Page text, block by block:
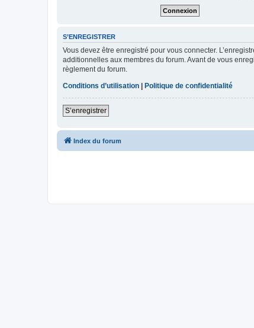
S’ENREGISTRER
Vous devez être enregistré pour vous connecter.
additionnelles aux membres du forum. Avant de vous
règlement du forum.
Conditions d’utilisation
Politique de confidentialité
S’enregistrer
Index du forum